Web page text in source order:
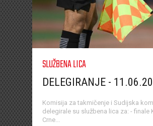
SLUŽBENA LICA
DELEGIRANJE -
Komisija za takmičenje i Sudijska
delegirale su službena lica za: - finale
Crne...